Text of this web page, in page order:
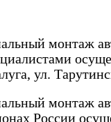
монтаж
ул.
монтаж
России